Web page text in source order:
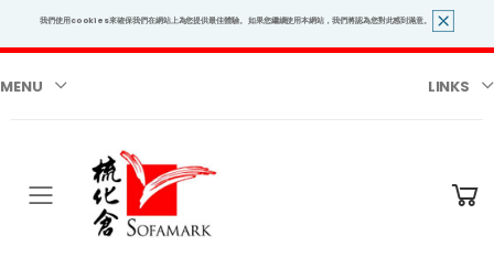
我們使用cookies來確保我們在網站上為您提供最佳體驗。 如果您繼續使用本網站，我們將認為您對此感到滿意。
MENU LINKS
Toggle mobile menu